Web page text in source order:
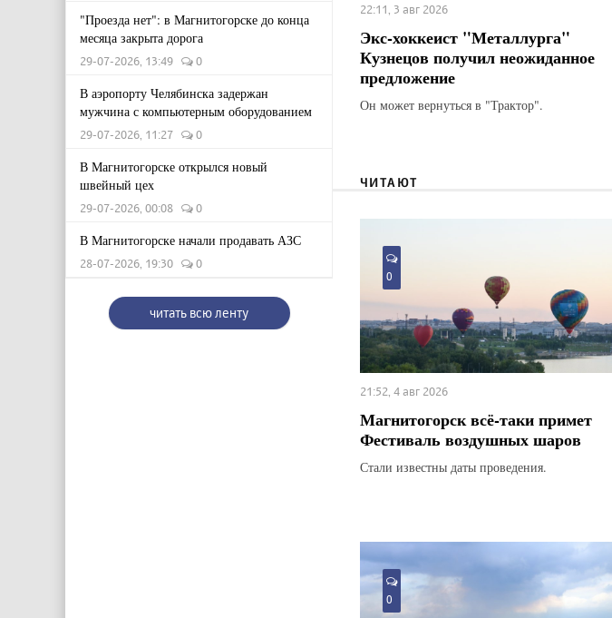
"Проезда нет": в Магнитогорске до конца
месяца закрыта дорога
29-07-2026, 13:49 0
В аэропорту Челябинска задержан
мужчина с компьютерным оборудованием
29-07-2026, 11:27 0
В Магнитогорске открылся новый
швейный цех
29-07-2026, 00:08 0
В Магнитогорске начали продавать АЗС
28-07-2026, 19:30 0
читать всю ленту
22:11, 3 авг 2026
Экс-хоккеист "Металлурга"
Кузнецов получил неожиданное
предложение
Он может вернуться в "Трактор".
ЧИТАЮТ
0
21:52, 4 авг 2026
Магнитогорск всё-таки примет
Фестиваль воздушных шаров
Стали известны даты проведения.
0